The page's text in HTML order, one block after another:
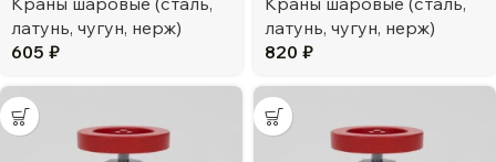
латунь, чугун, нерж)
605 ₽
латунь, чугун, нерж)
820 ₽